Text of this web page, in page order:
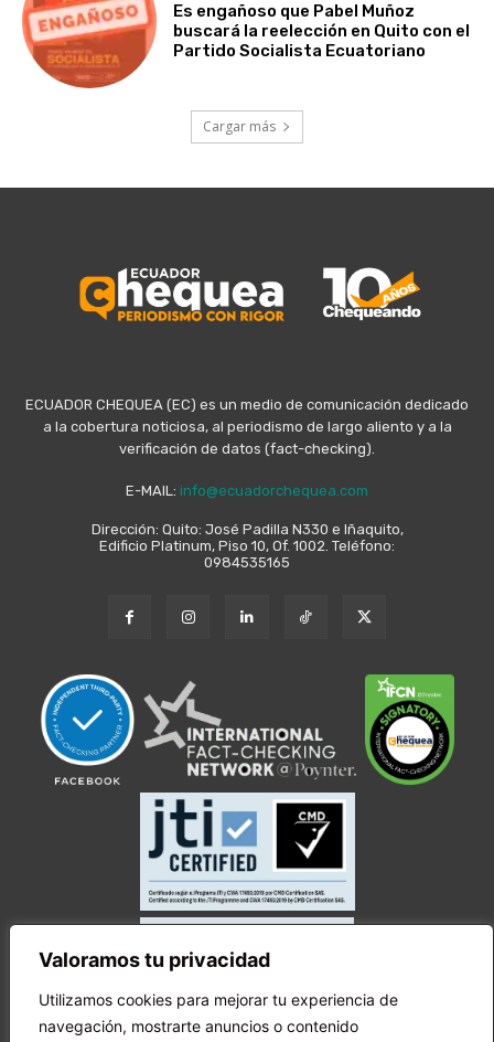
Valoramos tu privacidad
Utilizamos cookies para mejorar tu experiencia de
navegación, mostrarte anuncios o contenido
Es engañoso que Pabel Muñoz
buscará la reelección en Quito con el
Partido Socialista Ecuatoriano
Cargar más
ECUADOR CHEQUEA (EC) es un medio de comunicación dedicado
a la cobertura noticiosa, al periodismo de largo aliento y a la
verificación de datos (fact-checking).
E-MAIL: info@ecuadorchequea.com
Dirección: Quito: José Padilla N330 e Iñaquito,
Edificio Platinum, Piso 10, Of. 1002. Teléfono:
0984535165